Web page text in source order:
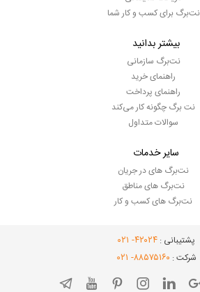
نت‌برگ برای کسب و کار شما
بیشتر بدانید
نت‌برگ سازمانی
راهنمای خرید
راهنمای پرداخت
نت برگ چگونه کار می‌کند
سوالات متداول
سایر خدمات
نت‌برگ های در جریان
نت‌برگ های مناطق
نت‌برگ های کسب و کار
پشتیبانی : ۴۲۰۲۴- ۰۲۱
شرکت : ۸۸۵۷۵۱۶۰- ۰۲۱